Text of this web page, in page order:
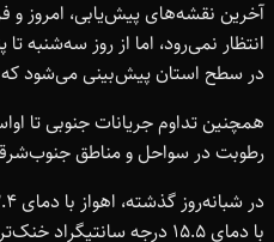
آخرین نقشه‌های پیش‌یابی، امروز
انتظار نمی‌رود، اما از روز سه‌شنبه
در سطح استان پیش‌بینی می‌شود که بین ۲ تا ۴ درجه
همچنین تداوم جریانات جنوبی تا
رطوبت در سواحل و مناطق
با دمای ۱۵.۵ درجه